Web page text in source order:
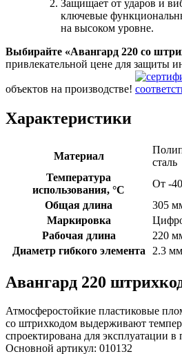
Защищает от ударов и
ключевые
на высоком уровне.
Выбирайте «Авангард 220 со
привлекательной цене для защиты
объектов на производстве!
Характеристики
Материал
сталь
Температура
использования, °C
От -
Общая длина
305
Маркировка
Рабочая длина
220
Диаметр гибкого элемента
2.3 мм
Авангард 220
Атмосферостойкие пластиковые
со штрихкодом выдерживают
спроектирована для эксплуатации
Основной артикул: 010132